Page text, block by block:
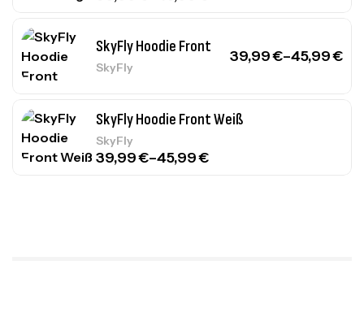
SkyFly Hoodie Front
SkyFly
39,99€–45,99€
SkyFly Hoodie Front Weiß
SkyFly
39,99€–45,99€